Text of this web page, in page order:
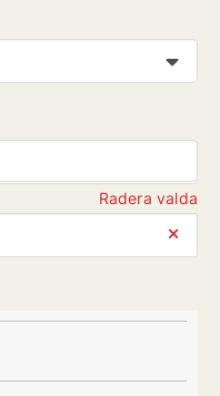
Radera valda
⨯